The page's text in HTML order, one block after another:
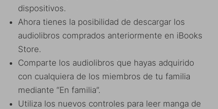
dispositivos.
Ahora tienes la posibilidad de descargar los
audiolibros comprados anteriormente en iBooks
Store.
Comparte los audiolibros que hayas adquirido
con cualquiera de los miembros de tu familia
mediante “En familia”.
Utiliza los nuevos controles para leer manga de